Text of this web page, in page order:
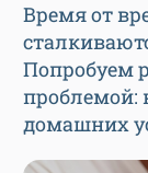
Время от
Попробуем
проблемой:
домашних